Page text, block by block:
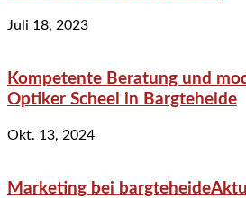
Juli 18, 2023
Kompetente Beratung und
Optiker Scheel in Bargteheide
Okt. 13, 2024
Marketing bei